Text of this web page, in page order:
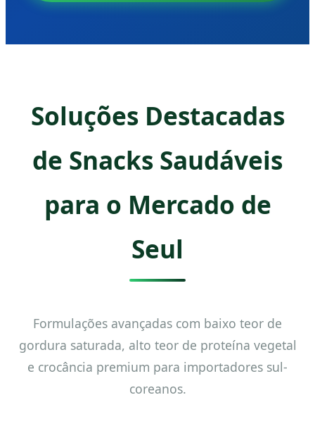
Soluções Destacadas
de Snacks Saudáveis
para o Mercado de
Seul
Formulações avançadas com baixo teor de
gordura saturada, alto teor de proteína vegetal
e crocância premium para importadores sul-
coreanos.